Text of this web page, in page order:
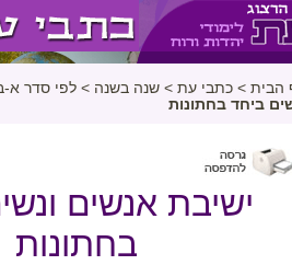
הבית > כתבי עת > שנה בשנה > לפי סדר
ביחד בחתונות
ישיבת אנשים
בחתונות